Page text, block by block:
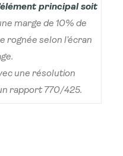
principal soit
marge de 10% de
rognée selon l’écran
une résolution
rapport 770/425.